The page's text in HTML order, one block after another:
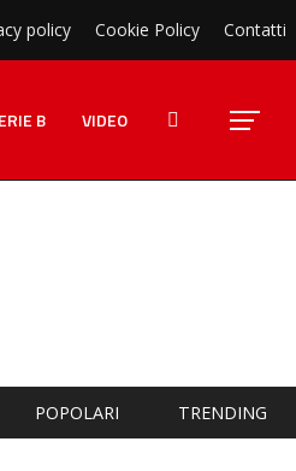
policy Cookie Policy Contatti
B VIDEO
POPOLARI TRENDING